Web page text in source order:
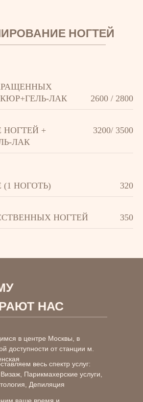
НОГТЕЙ
ЛАК
2600 / 2800
+
ЛАК
3200/ 3500
НОГОТЬ) 320
НОГТЕЙ 350
в центре Москвы, в
доступности от станции м.
весь спектр услуг:
Парикмахерские услуги,
Депиляция
НАС